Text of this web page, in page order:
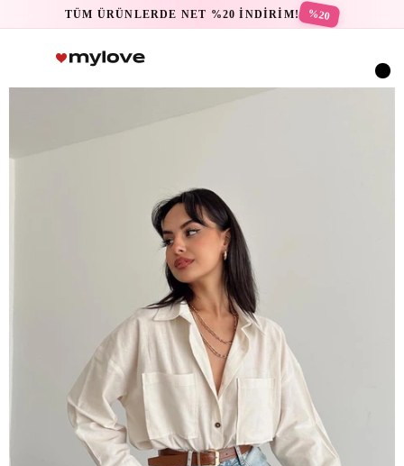
TÜM ÜRÜNLERDE NET %20 İNDİRİM! %20